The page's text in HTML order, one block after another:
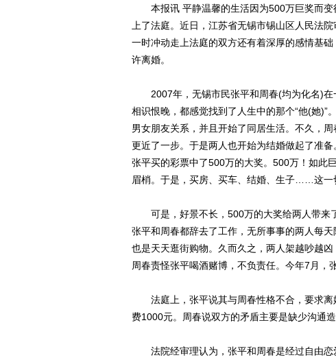
本报讯 平静温馨的生活因为500万巨奖而变
上了法庭。近日，江苏省无锡市锡山区人民法
一时冲动走上法庭的双方还有着深厚的感情基
许离婚。
2007年，无锡市民张平和周春(均为化名)在
相识恨晚，都感觉找到了人生中的那个“他(她)”
男女朋友关系，并且开始了同居生活。不久，
更近了一步。于是两人也开始为结婚做起了准
张平买的彩票中了500万的大奖。500万！如此
眉梢。于是，买房、买车、结婚、生子……这
可是，好景不长，500万的大奖给两人带来
张平和周春都辞去了工作，无所事事的两人每
也是天天逛街购物。久而久之，两人架越吵越
周春责怪张平喝酒赌博，不负责任。今年7月，
法庭上，张平说其与周春性格不合，要求离
费1000元。周春说双方的矛盾主要是缺少沟通
法院经审理认为，张平和周春是经过自由恋